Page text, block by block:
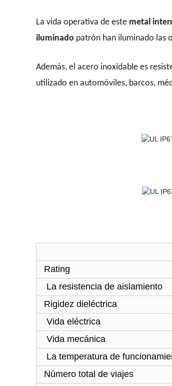
La vida operativa de este metal
iluminado patrón han iluminado las
Además, el acero inoxidable es
utilizado en automóviles, barcos,
Rating
La resistencia de aislamiento
Rigidez dieléctrica
Vida eléctrica
Vida mecánica
La temperatura de
Número total de viajes